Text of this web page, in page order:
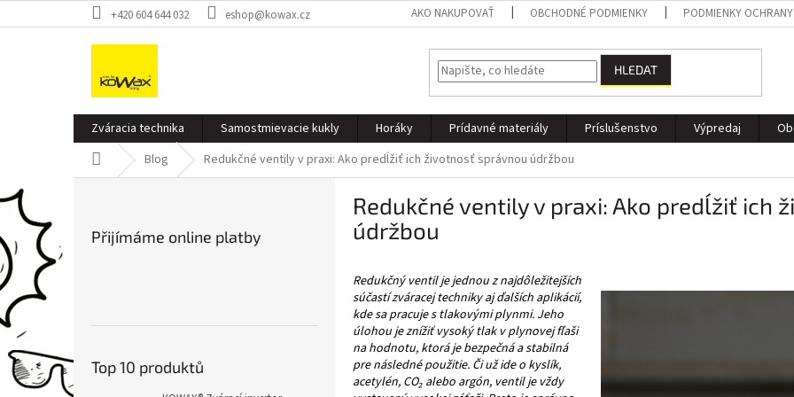
na
+420 604 644 032 eshop@kowax.cz AKO NAKUPOVAŤ OBCHODNÉ PODMIENKY PODMIENKY OCHRANY
HLEDAT
Zváracia technika Samostmievacie kukly Horáky Prídavné materiály Príslušenstvo Výpredaj
Domů Blog Redukčné ventily v praxi: Ako predĺžiť ich životnosť správnou údržbou
p
a
Přijímáme online platby
Top 10 produktů
Redukčné ventily v praxi: Ako predĺžiť ich
údržbou
Redukčný ventil je jednou z najdôležitejších
súčastí zváracej techniky aj ďalších aplikácií,
kde sa pracuje s tlakovými plynmi. Jeho
úlohou je znížiť vysoký tlak v plynovej fľaši
na hodnotu, ktorá je bezpečná a stabilná
pre následné použitie. Či už ide o kyslík,
acetylén, CO₂ alebo argón, ventil je vždy